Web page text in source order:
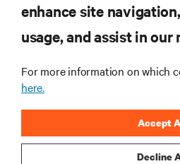
Vertivの最新
.新製品や業界動向
報をメールでお届
ご登録く
enhance site
usage, and assist in
For more information on which
here.
Decline
Accept